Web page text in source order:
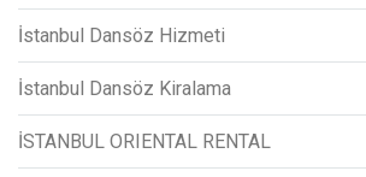
İstanbul Dansöz Hizmeti
İstanbul Dansöz Kiralama
İSTANBUL ORIENTAL RENTAL